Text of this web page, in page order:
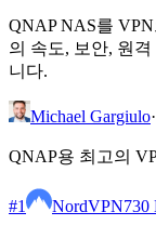
QNAP NAS를
의 속도, 보안, 원
니다.
Michael Gargiulo·
QNAP용 최고의
#1 NordVPN730